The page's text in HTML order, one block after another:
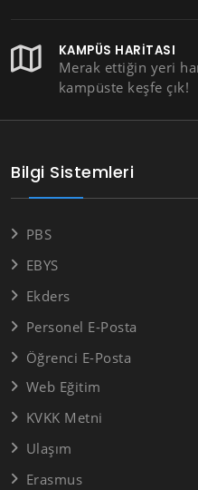
KAMPÜS HARITASI
Merak ettiğin yeri
kampüste keşfe çık!
Bilgi Sistemleri
PBS
EBYS
Ekders
Personel E-Posta
Öğrenci E-Posta
Web Eğitim
KVKK Metni
Ulaşım
Erasmus